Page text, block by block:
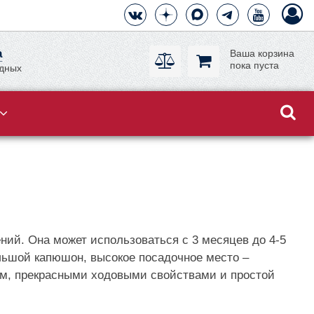
Ваша корзина
пока пуста
Она может использоваться с 3 месяцев до 4-5
капюшон, высокое посадочное место –
прекрасными ходовыми свойствами и простой